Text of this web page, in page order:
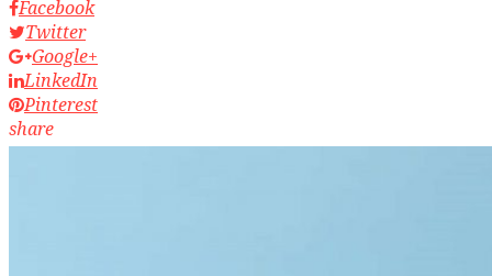
Facebook
Twitter
Google+
LinkedIn
Pinterest
share